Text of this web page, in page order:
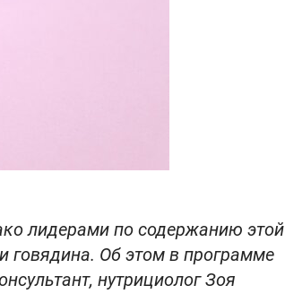
лидерами по содержанию этой
говядина. Об этом в программе
нутрициолог Зоя